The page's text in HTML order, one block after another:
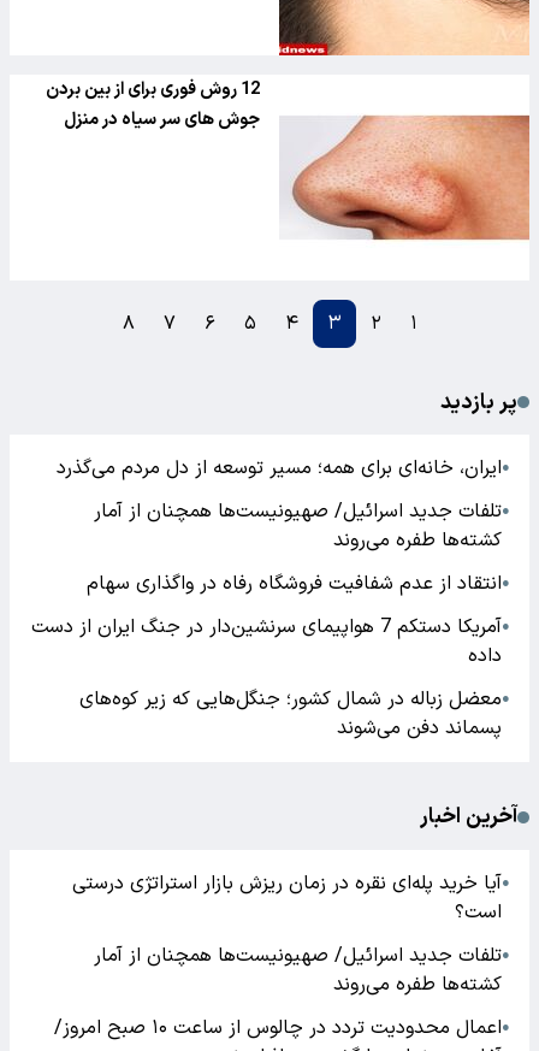
12 روش فوری برای از بین بردن
جوش های سر سیاه در منزل
۱ ۲ ۳ ۴ ۵ ۶ ۷ ۸
پر بازدید
●ایران، خانه‌ای برای همه؛ مسیر توسعه از دل مردم می‌گذرد
●تلفات جدید اسرائیل/ صهیونیست‌ها همچنان از آمار
کشته‌ها طفره می‌روند
●انتقاد از عدم شفافیت فروشگاه رفاه در واگذاری سهام
●
آمریکا دستکم 7 هواپیمای سرنشین‌دار در جنگ ایران از دست
داده
●معضل زباله در شمال کشور؛ جنگل‌هایی که زیر کوه‌های
پسماند دفن می‌شوند
آخرین اخبار
●آیا خرید پله‌ای نقره در زمان ریزش بازار استراتژی درستی
است؟
●تلفات جدید اسرائیل/ صهیونیست‌ها همچنان از آمار
کشته‌ها طفره می‌روند
●
اعمال محدودیت تردد در چالوس از ساعت ۱۰ صبح امروز/